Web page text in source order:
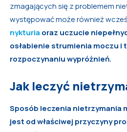
zmagających się z problemem
występować może również
nykturia oraz uczucie
osłabienie strumienia moczu i
rozpoczynaniu wypróżnień.
Jak leczyć
Sposób leczenia nietrzymania
jest od właściwej przyczyny